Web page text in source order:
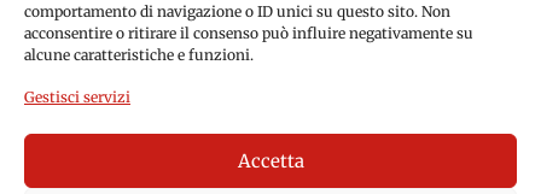
comportamento di navigazione o ID unici su questo sito. Non
acconsentire o ritirare il consenso può influire negativamente su
alcune caratteristiche e funzioni.
Gestisci servizi
Accetta